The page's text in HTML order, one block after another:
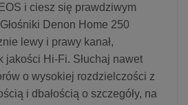
i ciesz się prawdziwym
Denon Home 250
lewy i prawy kanał,
jakości Hi-Fi. Słuchaj nawet
o wysokiej rozdzielczości z
i dbałością o szczegóły, na